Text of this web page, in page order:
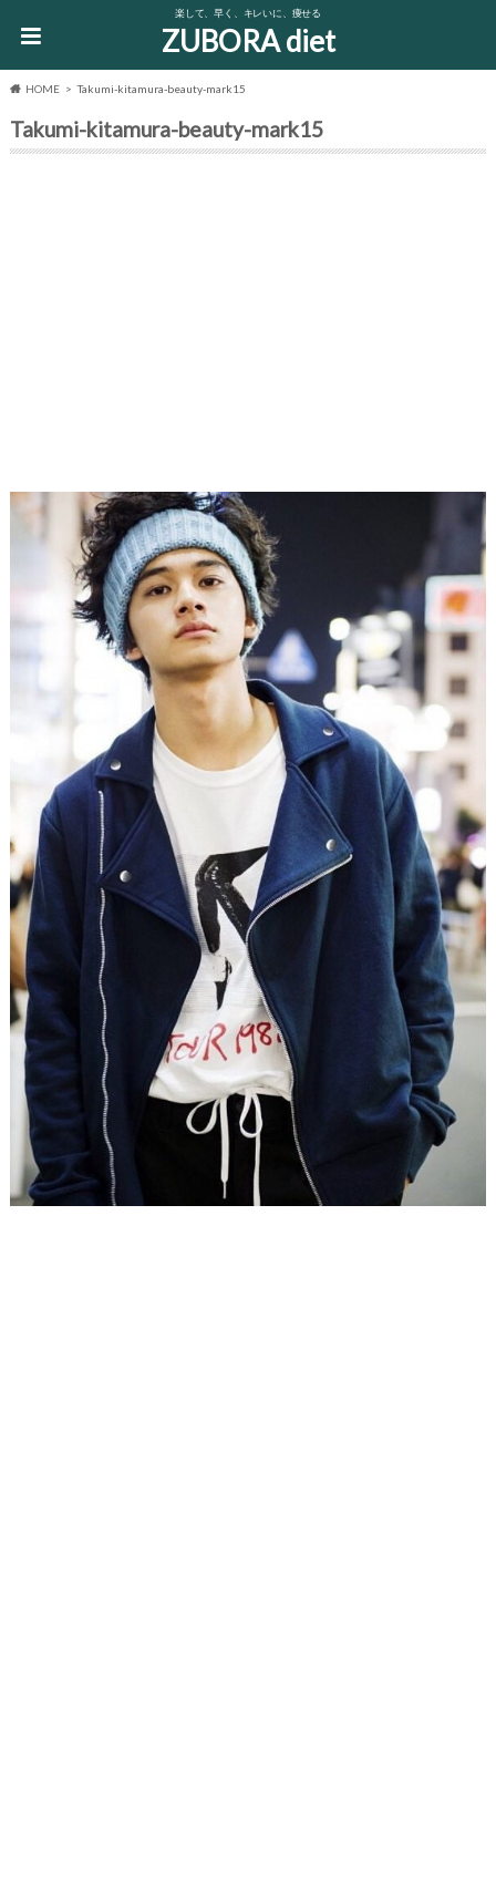
楽して、早く、キレいに、痩せる
ZUBORA diet
HOME Takumi-kitamura-beauty-mark15
Takumi-kitamura-beauty-mark15